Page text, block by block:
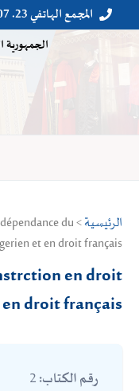

 المجمع الهاتفي 23. 07. 24. 023
الجمهورية
الرئيسية du
et en droit français
en droit
droit français
رقم الكتاب: